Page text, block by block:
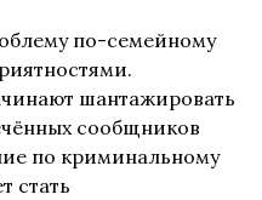
по-семейному
шантажировать
сообщников
по криминальному
стать